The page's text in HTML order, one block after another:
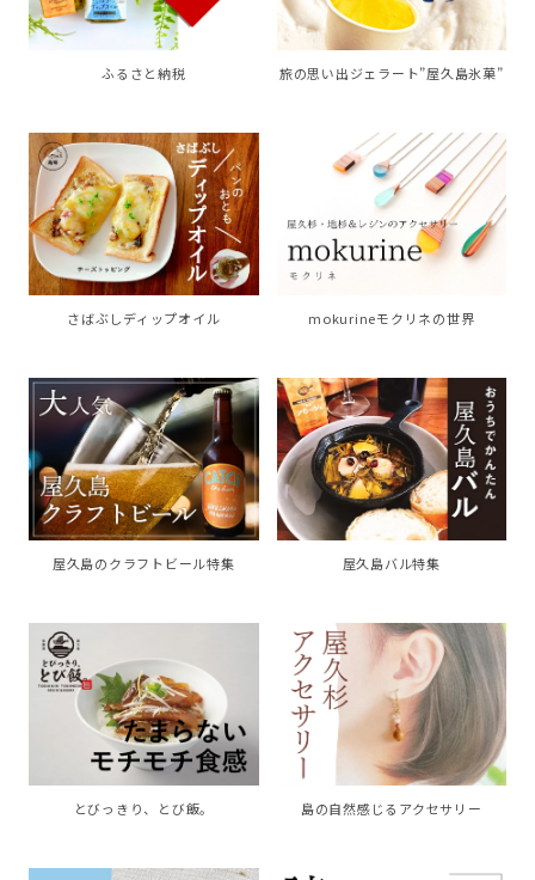
ふるさと納税 旅の思い出ジェラート”屋久島氷菓”
さばぶしディップオイル mokurineモクリネの世界
屋久島のクラフトビール特集 屋久島バル特集
とびっきり、とび飯。 島の自然感じるアクセサリー